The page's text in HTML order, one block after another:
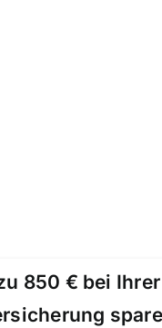
850 € bei Ihrer